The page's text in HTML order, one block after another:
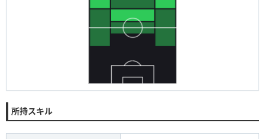
所持スキル